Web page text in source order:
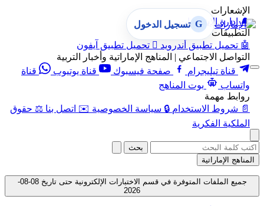
الإشعارات
🔔 إدارة الإشعارات
التطبيقات
🤖 تحميل تطبيق أندرويد  تحميل تطبيق آيفون
التواصل الاجتماعي | المناهج الإماراتية وأخبار التربية
قناة تيليجرام
صفحة فيسبوك قناة يوتيوب
قناة
واتساب
بوت المناهج
روابط مهمة
📄 شروط الاستخدام 🔒 سياسة الخصوصية ✉️ اتصل بنا ⚖️ حقوق
الملكية الفكرية
G تسجيل الدخول
بحث
المناهج الإماراتية
جميع الملفات المتوفرة في قسم الاختبارات الإلكترونية حتى تاريخ 08-08-
2026